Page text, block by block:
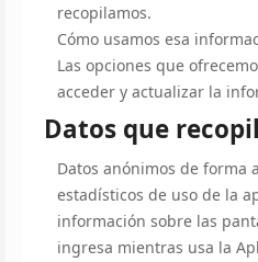
recopilamos.
Cómo usamos esa
Las opciones que
acceder y actualizar la
Datos que
Datos anónimos de forma
estadísticos de uso de la
información sobre las
ingresa mientras usa la